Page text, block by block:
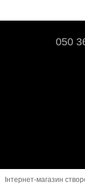
050
Інтернет-магазин